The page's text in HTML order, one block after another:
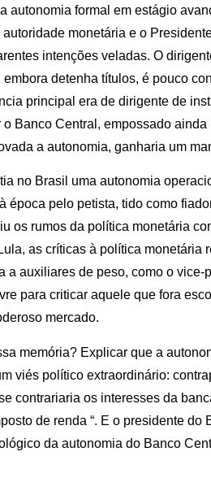
autonomia formal em estágio
monetária e o
intenções veladas. O
detenha títulos, é pouco
principal era de dirigente de
Banco Central, empossado
a autonomia, ganharia um
no Brasil uma autonomia
época pelo petista, tido como
os rumos da política monetária
as críticas à política monetária
a auxiliares de peso, como o vice-
para criticar aquele que fora
mercado.
memória? Explicar que a
viés político extraordinário:
contrariaria os interesses da
de renda “. E o presidente do
da autonomia do Banco